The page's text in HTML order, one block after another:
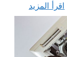
اقرأ المزيد